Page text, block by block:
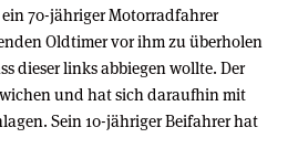
70-jähriger Motorradfahrer
Oldtimer vor ihm zu überholen
dieser links abbiegen wollte. Der
und hat sich daraufhin mit
Sein 10-jähriger Beifahrer hat